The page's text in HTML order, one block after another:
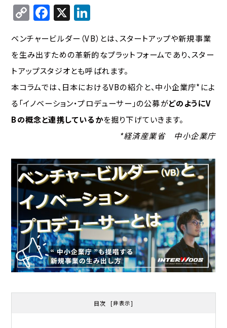
C
o
p
y
Li
n
k
F
a
c
e
b
o
o
k
X
n
k
e
d
I
n
ベンチャービルダー（VB）とは、スタートアップや新規事業
を生み出すための革新的なプラットフォームであり、スター
トアップスタジオとも呼ばれます。
本コラムでは、日本におけるVBの紹介と、中小企業庁*によ
る「イノベーション・プロデューサー」の公募がどのようにV
Bの概念と連携しているかを掘り下げていきます。
*経済産業省 中小企業庁
目次 [非表示]